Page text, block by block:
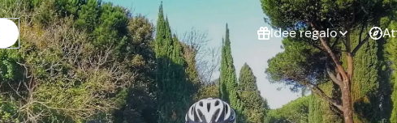
Idee regalo
Non sai cosa
regalare?